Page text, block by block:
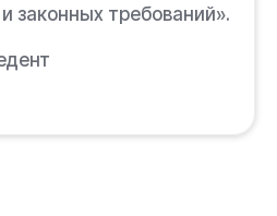
законных требований».